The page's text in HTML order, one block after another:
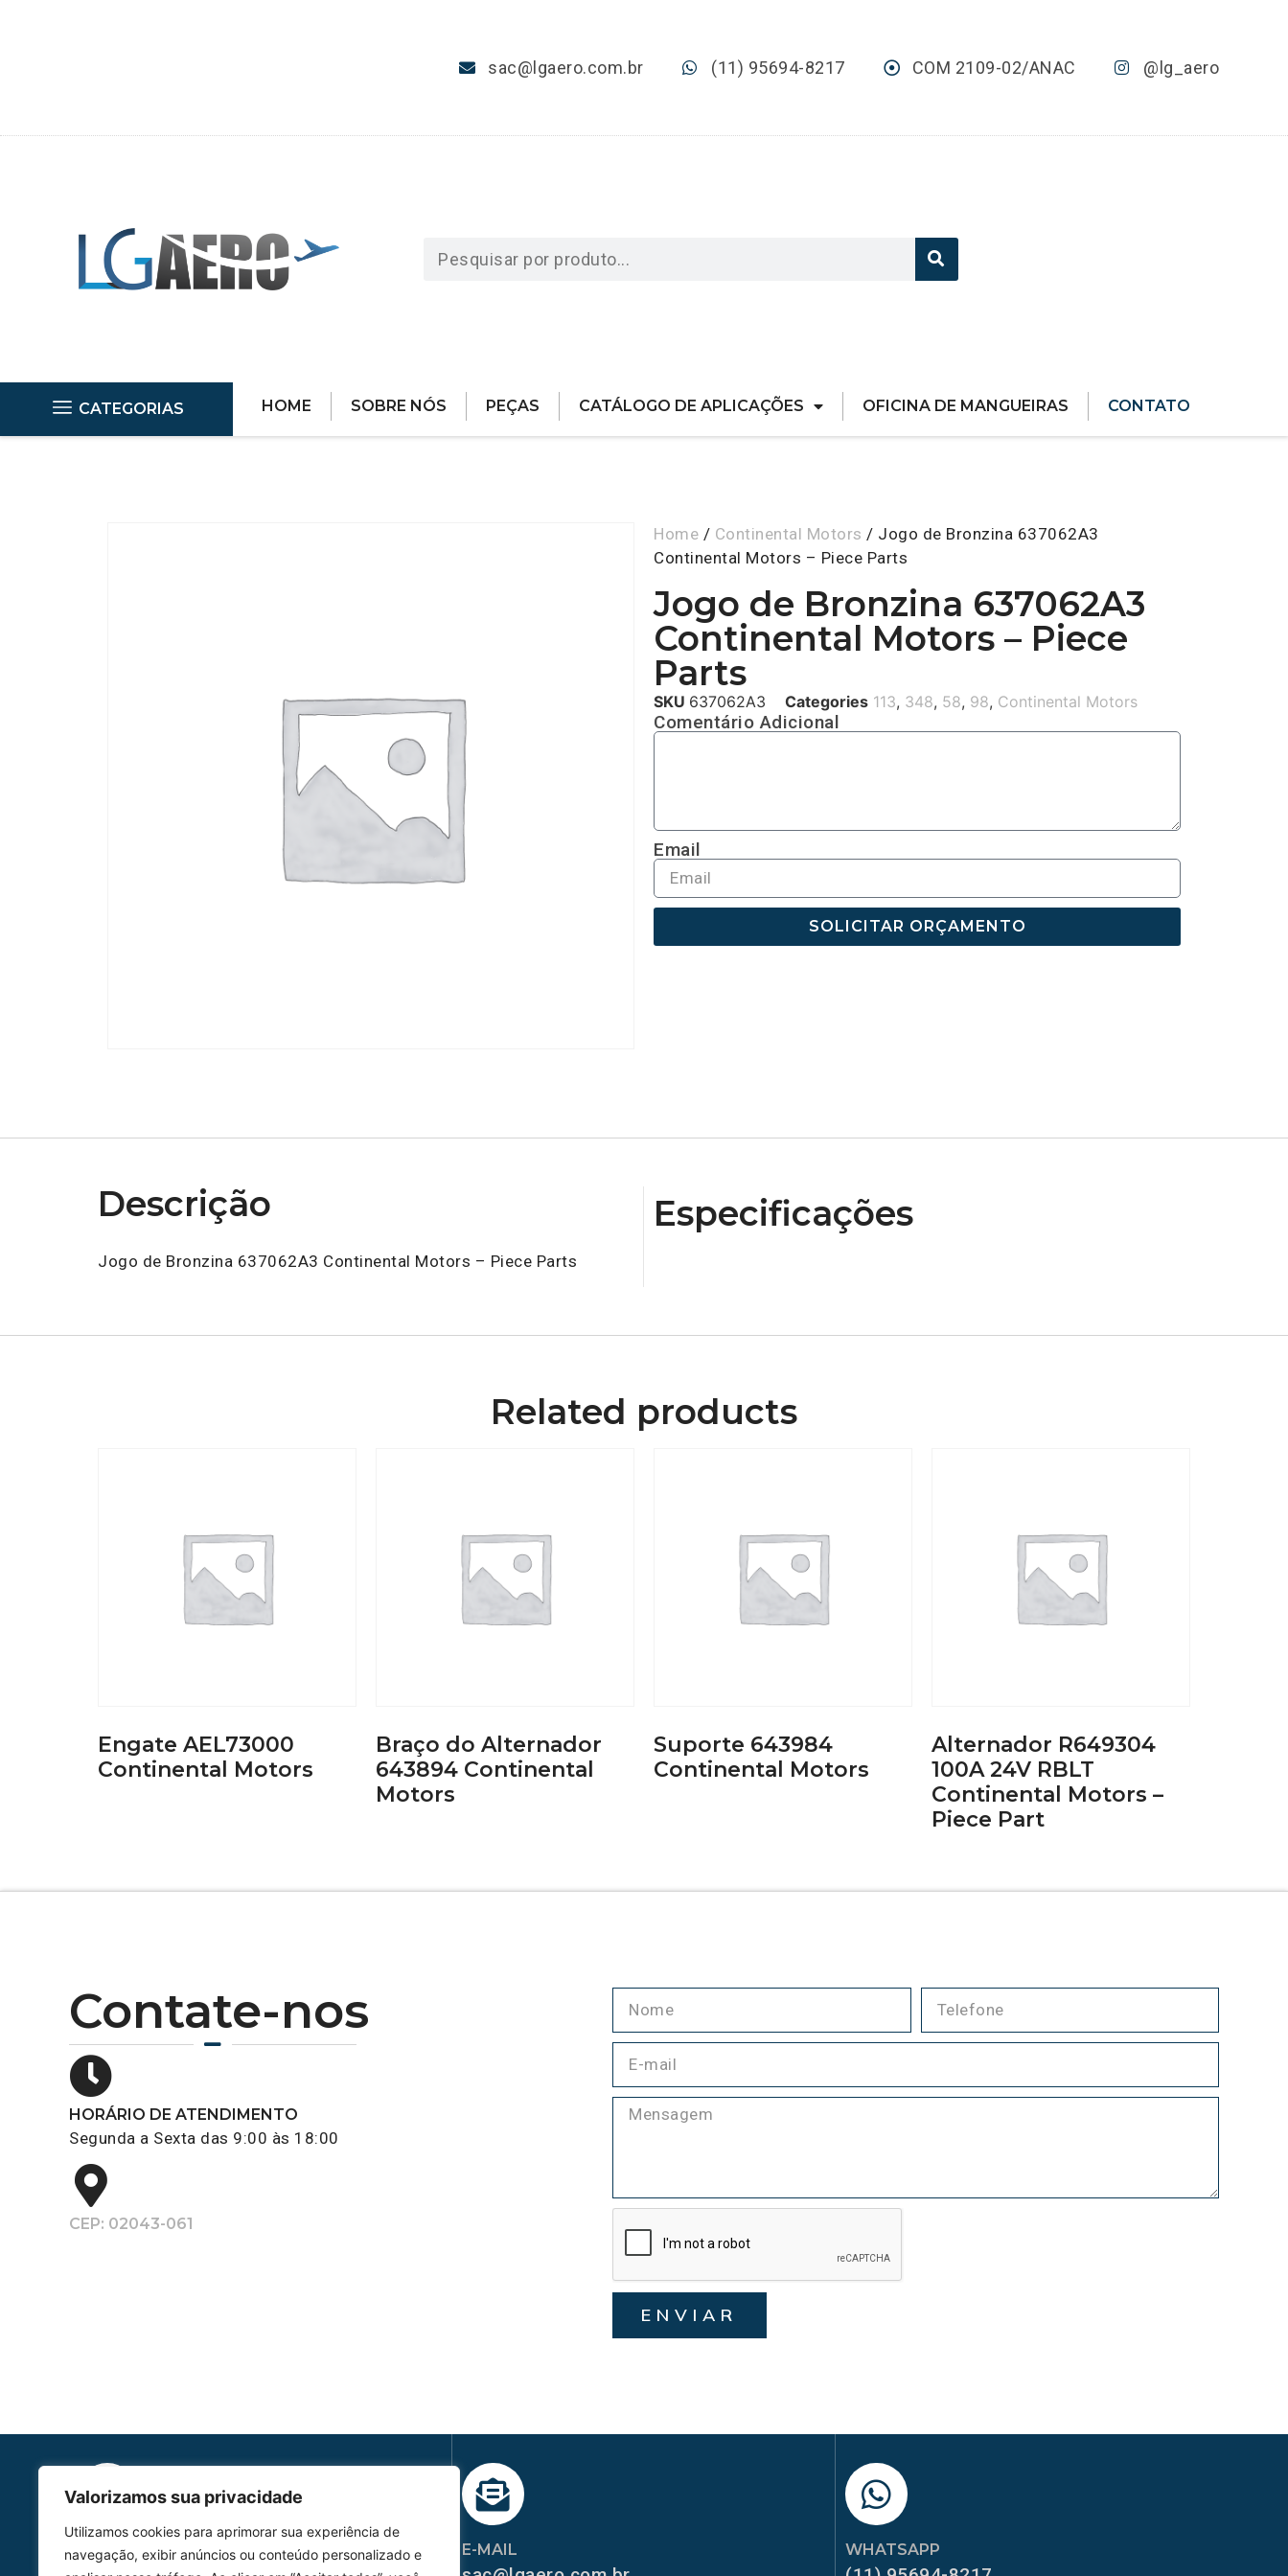
Valorizamos sua privacidade
Utilizamos cookies para aprimorar sua experiência de
navegação, exibir anúncios ou conteúdo personalizado e
sac@lgaero.com.br (11) 95694-8217 COM 2109-02/ANAC @lg_aero
CATEGORIAS HOME SOBRE NÓS PEÇAS CATÁLOGO DE APLICAÇÕES OFICINA DE MANGUEIRAS CONTATO
Home / Continental Motors / Jogo de Bronzina 637062A3
Continental Motors – Piece Parts
Jogo de Bronzina 637062A3
Continental Motors – Piece
Parts
SKU 637062A3 Categories 113, 348, 58, 98, Continental Motors
Comentário Adicional
Email
SOLICITAR ORÇAMENTO
Descrição
Jogo de Bronzina 637062A3 Continental Motors – Piece Parts
Especificações
Related products
Engate AEL73000
Continental Motors
Braço do Alternador
643894 Continental
Motors
Suporte 643984
Continental Motors
Alternador R649304
100A 24V RBLT
Continental Motors –
Piece Part
Contate-nos
HORÁRIO DE ATENDIMENTO
Segunda a Sexta das 9:00 às 18:00
CEP: 02043-061
ENVIAR
HOMOLGAÇÃO
COM 2109-02/ANAC
E-MAIL WHATSAPP